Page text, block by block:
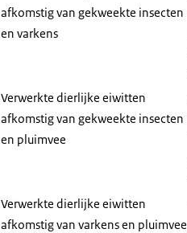
afkomstig van gekweekte insecten
en varkens
Verwerkte dierlijke eiwitten
afkomstig van gekweekte insecten
en pluimvee
Verwerkte dierlijke eiwitten
afkomstig van varkens en pluimvee